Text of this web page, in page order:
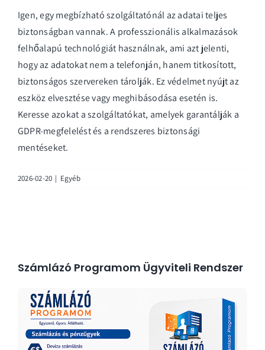
Igen, egy megbízható szolgáltatónál az adatai teljes
biztonságban vannak. A professzionális alkalmazások
felhőalapú technológiát használnak, ami azt jelenti,
hogy az adatokat nem a telefonján, hanem titkosított,
biztonságos szervereken tárolják. Ez védelmet nyújt az
eszköz elvesztése vagy meghibásodása esetén is.
Keresse azokat a szolgáltatókat, amelyek garantálják a
GDPR-megfelelést és a rendszeres biztonsági
mentéseket.
2026-02-20 | Egyéb
Számlázó Programom Ügyviteli Rendszer